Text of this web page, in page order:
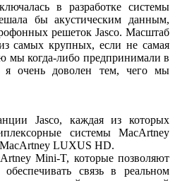
в разработке системы
бы акустическим данным,
решеток Jasco. Масштаб
самых крупных, если не самая
мы когда-либо предпринимали в
очень доволен тем, чего мы
Jasco, каждая из которых
системы MacArtney
LUXUS HD.
Mini-T, которые позволяют
связь в реальном